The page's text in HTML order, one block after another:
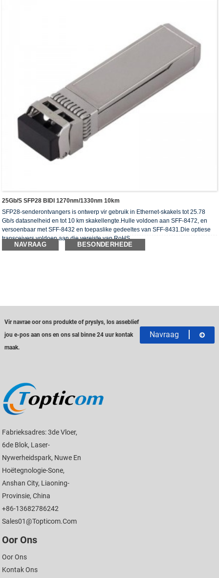
25Gb/s SFP28 BIDI 1270nm/1330nm 10km
SFP28-senderontvangers is ontwerp vir gebruik in Ethernet-skakels tot 25.78
Gb/s datasnelheid en tot 10 km skakellengte.Hulle voldoen aan SFF-8472, en
versoenbaar met SFF-8432 en toepaslike gedeeltes van SFF-8431.Die optiese
transceivers voldoen aan die vereiste van RoHS.
NAVRAAG BESONDERHEDE
Vir navrae oor ons produkte of pryslys, los asseblief
jou e-pos aan ons en ons sal binne 24 uur kontak
maak.
Navraag
Fabrieksadres: 3de Vloer,
6de Blok, Laser-
Nywerheidspark, Nuwe En
Hoëtegnologie-Sone,
Anshan City, Liaoning-
Provinsie, China
+86-13682786242
Sales01@topticom.com
Oor Ons
Oor Ons
Kontak Ons